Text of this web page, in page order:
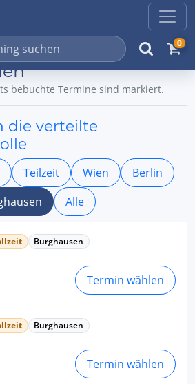
0
bebuchte Termine sind markiert.
die verteilte
Teilzeit Wien
Berlin
Alle
Burghausen
Termin wählen
Burghausen
Termin wählen